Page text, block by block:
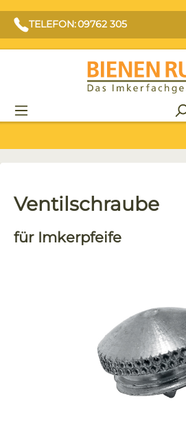
TELEFON: 09762 305
Ventilschraube
für Imkerpfeife